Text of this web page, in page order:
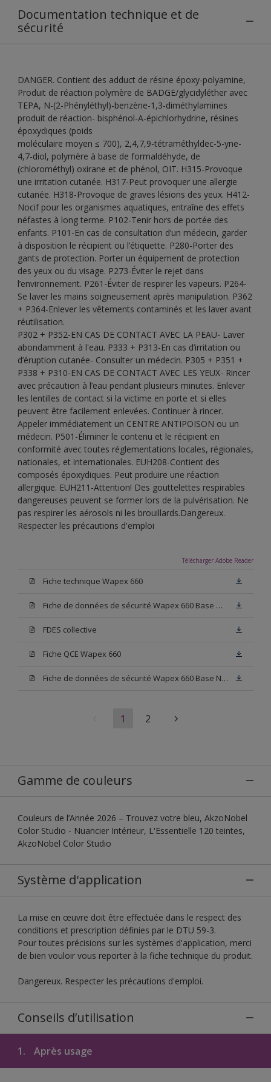
Documentation technique et de
sécurité
DANGER. Contient des adduct de résine époxy-polyamine,
Produit de réaction polymère de BADGE/glycidyléther avec
TEPA, N-(2-Phényléthyl)-benzène-1,3-diméthylamines
produit de réaction- bisphénol-A-épichlorhydrine, résines
époxydiques (poids
moléculaire moyen ≤ 700), 2,4,7,9-tétraméthyldec-5-yne-
4,7-diol, polymère à base de formaldéhyde, de
(chlorométhyl) oxirane et de phénol, OIT. H315-Provoque
une irritation cutanée. H317-Peut provoquer une allergie
cutanée. H318-Provoque de graves lésions des yeux. H412-
Nocif pour les organismes aquatiques, entraîne des effets
néfastes à long terme. P102-Tenir hors de portée des
enfants. P101-En cas de consultation d’un médecin, garder
à disposition le récipient ou l’étiquette. P280-Porter des
gants de protection. Porter un équipement de protection
des yeux ou du visage. P273-Éviter le rejet dans
l’environnement. P261-Éviter de respirer les vapeurs. P264-
Se laver les mains soigneusement après manipulation. P362
+ P364-Enlever les vêtements contaminés et les laver avant
réutilisation.
P302 + P352-EN CAS DE CONTACT AVEC LA PEAU- Laver
abondamment à l'eau. P333 + P313-En cas d’irritation ou
d’éruption cutanée- Consulter un médecin. P305 + P351 +
P338 + P310-EN CAS DE CONTACT AVEC LES YEUX- Rincer
avec précaution à l’eau pendant plusieurs minutes. Enlever
les lentilles de contact si la victime en porte et si elles
peuvent être facilement enlevées. Continuer à rincer.
Appeler immédiatement un CENTRE ANTIPOISON ou un
médecin. P501-Éliminer le contenu et le récipient en
conformité avec toutes réglementations locales, régionales,
nationales, et internationales. EUH208-Contient des
composés époxydiques. Peut produire une réaction
allergique. EUH211-Attention! Des gouttelettes respirables
dangereuses peuvent se former lors de la pulvérisation. Ne
pas respirer les aérosols ni les brouillards.Dangereux.
Respecter les précautions d'emploi
Télécharger Adobe Reader
Fiche technique Wapex 660
Fiche de données de sécurité Wapex 660 Base W05
FDES collective
Fiche QCE Wapex 660
Fiche de données de sécurité Wapex 660 Base N00
1 2
Gamme de couleurs
Couleurs de l’Année 2026 – Trouvez votre bleu, AkzoNobel
Color Studio - Nuancier Intérieur, L'Essentielle 120 teintes,
AkzoNobel Color Studio
Système d'application
La mise en œuvre doit être effectuée dans le respect des
conditions et prescription définies par le DTU 59-3.
Pour toutes précisions sur les systèmes d'application, merci
de bien vouloir vous reporter à la fiche technique du produit.
Dangereux. Respecter les précautions d'emploi.
Conseils d’utilisation
1. Après usage